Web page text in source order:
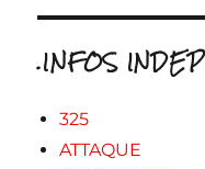
.INFOS
325
ATTAQUE